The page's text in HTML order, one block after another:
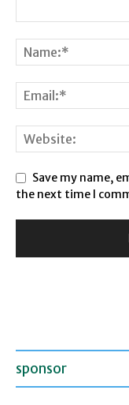
Save my name,
the next time I
sponsor